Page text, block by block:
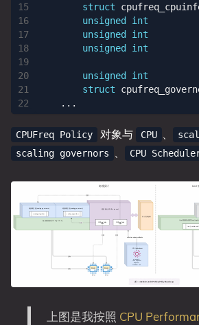
16
17
18
19
20
struct
unsigned
int
unsigned
int
unsigned
int
unsigned
int
struct
...
CPUFreq Policy 对象与 CPU
scaling governors CPU
上图是我按照 CPU